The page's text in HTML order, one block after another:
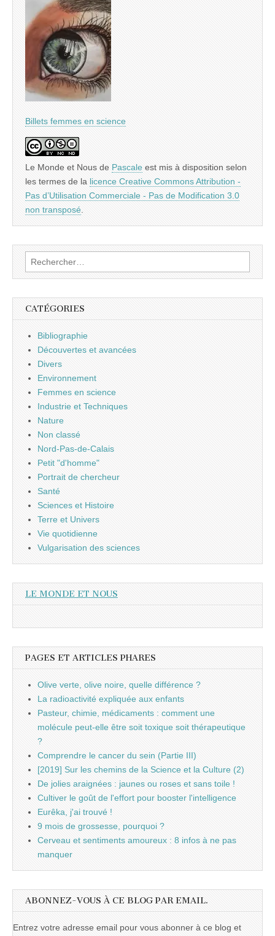
Billets femmes en science
Le Monde et Nous de Pascale est mis à disposition selon
les termes de la licence Creative Commons Attribution -
Pas d’Utilisation Commerciale - Pas de Modification 3.0
non transposé
Rechercher :
CATÉGORIES
Bibliographie
Découvertes et avancées
Divers
Environnement
Femmes en science
Industrie et Techniques
Nature
Non classé
Nord-Pas-de-Calais
Petit "d'homme"
Portrait de chercheur
Santé
Sciences et Histoire
Terre et Univers
Vie quotidienne
Vulgarisation des sciences
LE MONDE ET NOUS
PAGES ET ARTICLES PHARES
Olive verte, olive noire, quelle différence ?
La radioactivité expliquée aux enfants
Pasteur, chimie, médicaments : comment une
molécule peut-elle être soit toxique soit thérapeutique
?
Comprendre le cancer du sein (Partie III)
[2019] Sur les chemins de la Science et la Culture (2)
De jolies araignées : jaunes ou roses et sans toile !
Cultiver le goût de l'effort pour booster l'intelligence
Eurêka, j'ai trouvé !
9 mois de grossesse, pourquoi ?
Cerveau et sentiments amoureux : 8 infos à ne pas
manquer
ABONNEZ-VOUS À CE BLOG PAR EMAIL.
Entrez votre adresse email pour vous abonner à ce blog et